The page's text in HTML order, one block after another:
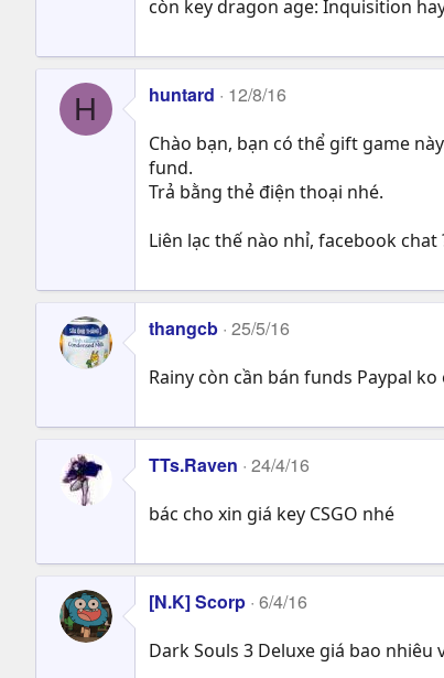
còn key dragon age: Inquisition
H huntard 12/8/16
Chào bạn, bạn có thể gift game
fund.
Trả bằng thẻ điện thoại nhé.
Liên lạc thế nào nhỉ, facebook chat
thangcb 25/5/16
Rainy còn cần bán funds Paypal
TTs.Raven 24/4/16
bác cho xin giá key CSGO nhé
[N.K] Scorp 6/4/16
Dark Souls 3 Deluxe giá bao nhiêu